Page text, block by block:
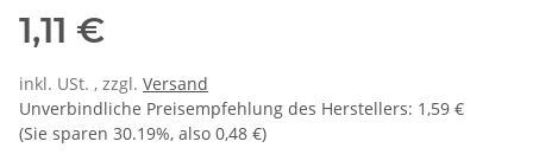
1,11 €
inkl. USt. , zzgl. Versand
Unverbindliche Preisempfehlung des Herstellers: 1,59 €
(Sie sparen 30.19%, also 0,48 €)